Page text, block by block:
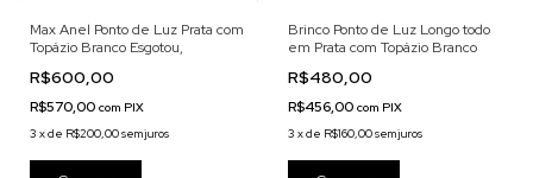
Max Anel Ponto de Luz Prata com
Topázio Branco Esgotou,
R$600,00
R$570,00 com PIX
3 xde R$200,00sem juros
Brinco Ponto de Luz Longo todo
em Prata com Topázio Branco
R$480,00
R$456,00 com PIX
3 xde R$160,00sem juros